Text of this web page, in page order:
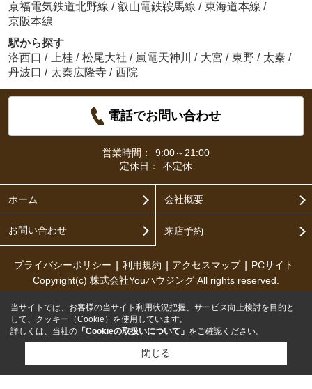
京福電気鉄道北野線 / 叡山電鉄鞍馬線 / 東海道本線 /
京阪本線
駅から探す
洛西口 / 上桂 / 松尾大社 / 嵐電天神川 / 大宮 / 東野 / 太秦 /
丹波口 / 太秦広隆寺 / 西院
電話でお問い合わせ
営業時間：
9:00～21:00
定休日：
不定休
ホーム 会社概要
お問い合わせ 来店予約
プライバシーポリシー 利用規約 アクセスマップ
PCサイト
Copyright(c) 株式会社Youハウジング All rights reserved.
当サイトでは、お客様の当サイト利用状況把握、サービス向上検討を目的と
して、クッキー（Cookie）を使用しています。
詳しくは、当社の 「Cookieの取扱いについて」 をご確認ください。
閉じる